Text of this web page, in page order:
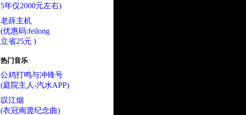
5年仅2000元左右)
老薛主机
(优惠码:feilong
立省25元 )
热门音乐
公鸡打鸣与冲锋号
(庭院主人-汽水APP)
叹江烟
(衣冠南渡纪念曲)